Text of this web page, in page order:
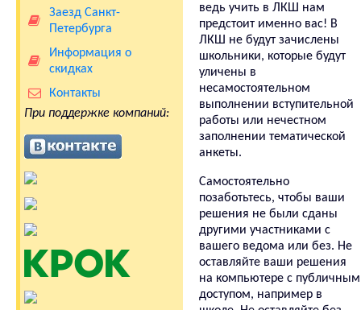
Заезд Санкт-
Петербурга
Информация о
скидках
Контакты
При поддержке компаний:
ведь учить в ЛКШ нам
предстоит именно вас! В
ЛКШ не будут зачислены
школьники, которые будут
уличены в
несамостоятельном
выполнении вступительной
работы или нечестном
заполнении тематической
анкеты.
Самостоятельно
позаботьтесь, чтобы ваши
решения не были сданы
другими участниками с
вашего ведома или без. Не
оставляйте ваши решения
на компьютере с публичным
доступом, например в